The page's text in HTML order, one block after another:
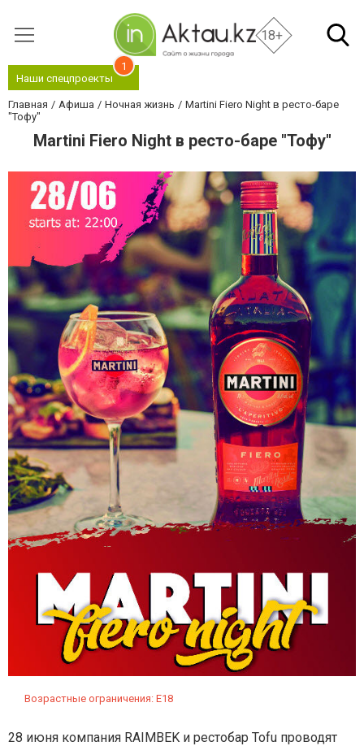
18+
Наши спецпроекты
1
Главная Афиша Ночная жизнь
Martini Fiero Night в ресто-баре
"Тофу"
Martini Fiero Night в ресто-баре "Тофу"
Возрастные ограничения: Е18
28 июня компания RAIMBEK и рестобар Tofu проводят